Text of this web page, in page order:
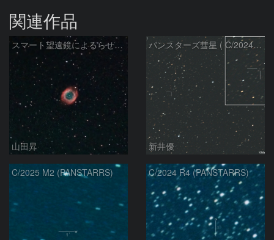
関連作品
スマート望遠鏡によるらせん星雲
山田昇
パンスターズ彗星 ( C/2024R4 )：2026/07/27
新井優
C/2025 M2 (PANSTARRS) C/2024 R4 (PANSTARRS)